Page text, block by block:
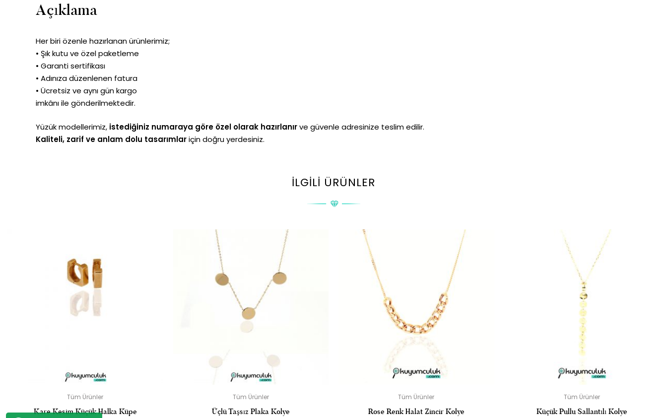
Açıklama
Her biri özenle hazırlanan ürünlerimiz;
• Şık kutu ve özel paketleme
• Garanti sertifikası
• Adınıza düzenlenen fatura
• Ücretsiz ve aynı gün kargo
imkânı ile gönderilmektedir.
Yüzük modellerimiz, istediğiniz numaraya göre özel olarak hazırlanırve güvenle adresinize teslim edilir.
Kaliteli, zarif ve anlam dolu tasarımlariçin doğru yerdesiniz.
İLGILI ÜRÜNLER
Tüm Ürünler
Kare Kesim Küçük Halka Küpe
Tüm Ürünler
Üçlü Taşsız Plaka Kolye
Tüm Ürünler
Rose Renk Halat Zincir Kolye
Tüm Ürünler
Küçük Pullu Sallantılı Kolye
“DAMLA DETAYLI TAŞLI YÜZÜK” IÇIN YORUM YAPAN ILK KIŞI SIZ OLUN
E-posta adresiniz yayınlanmayacak. ile işaretlenmişlerdir